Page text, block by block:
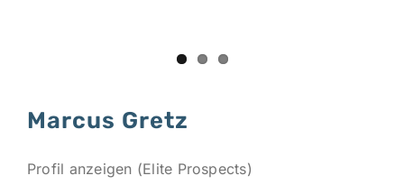
Marcus Gretz
Profil anzeigen (Elite Prospects)